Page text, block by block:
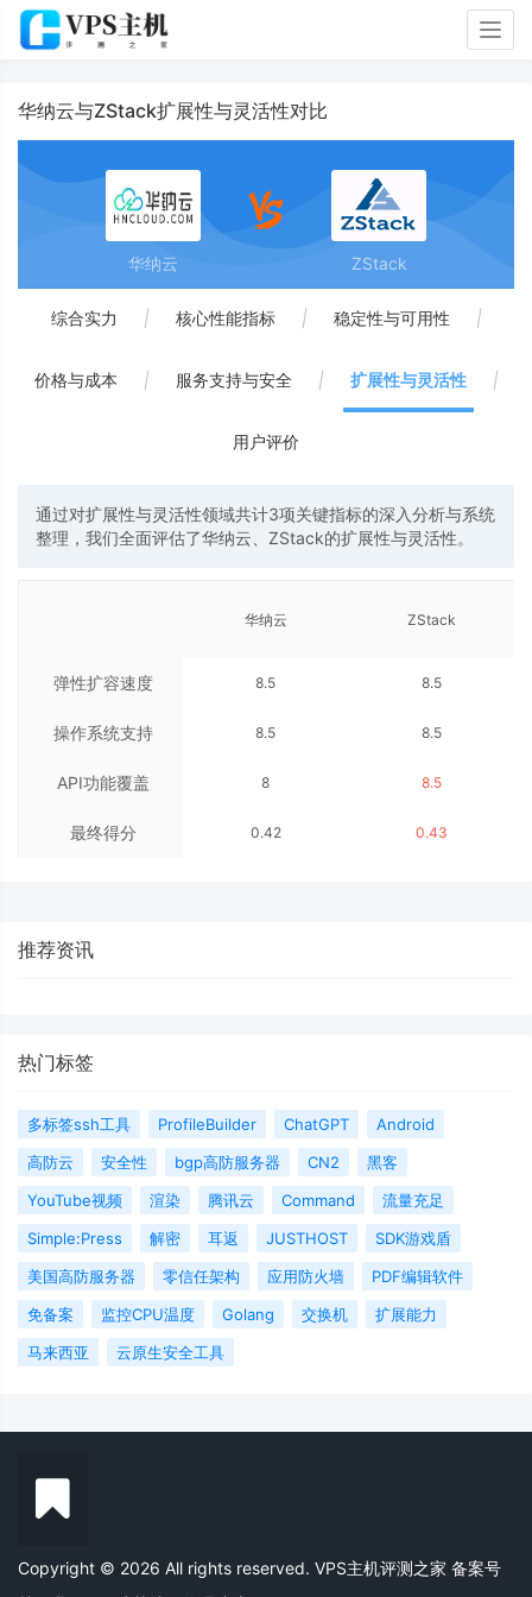
华纳云与ZStack扩展性与灵活性对比
华纳云 ZStack
综合实力 | 核心性能指标 | 稳定性与可用性 |
价格与成本 | 服务支持与安全 | 扩展性与灵活性 |
用户评价
通过对扩展性与灵活性领域共计3项关键指标的深入分析与系统
整理，我们全面评估了华纳云、ZStack的扩展性与灵活性。
弹性扩容速度
操作系统支持
API功能覆盖
最终得分
华纳云
8.5
8.5
8
0.42
ZStack
8.5
8.5
8.5
0.43
推荐资讯
热门标签
多标签ssh工具 ProfileBuilder ChatGPT
Android
高防云
安全性 bgp高防服务器 CN2
黑客
YouTube视频
渲染 腾讯云 Command
流量充足
Simple:Press
解密 耳返 JUSTHOST
SDK游戏盾
美国高防服务器
零信任架构 应用防火墙
PDF编辑软件
免备案
监控CPU温度 Golang 交换机
扩展能力
马来西亚
云原生安全工具
Copyright © 2026 All rights reserved. VPS主机评测之家 备案号